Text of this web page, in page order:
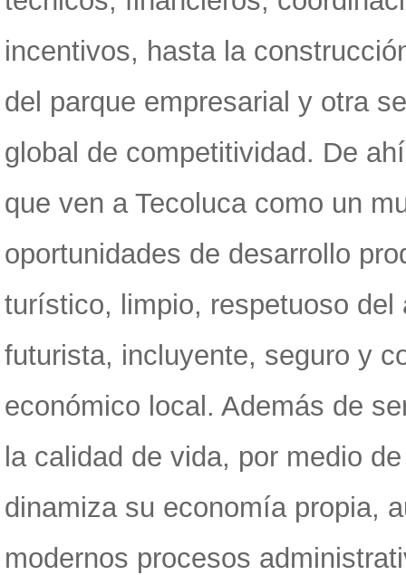
incentivos, hasta la
del parque empresarial y otra
global de competitividad. De
que ven a Tecoluca como un
oportunidades de desarrollo
turístico, limpio, respetuoso
futurista, incluyente, seguro y
económico local. Además de
la calidad de vida, por medio
dinamiza su economía propia,
modernos procesos